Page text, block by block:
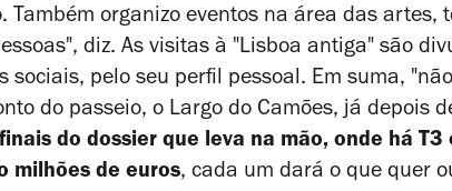
Também organizo eventos na área das artes,
diz. As visitas à "Lisboa antiga" são
sociais, pelo seu perfil pessoal. Em suma,
do passeio, o Largo do Camões, já depois
do dossier que leva na mão, onde há T3
milhões de euros, cada um dará o que quer